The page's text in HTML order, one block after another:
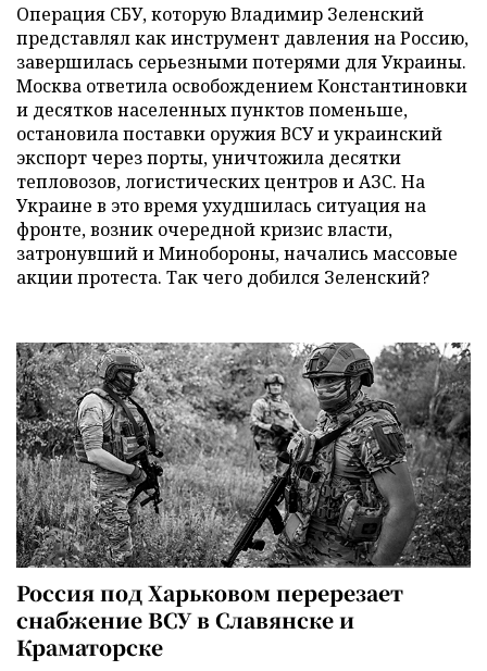
Операция СБУ, которую Владимир Зеленский
представлял как инструмент давления на Россию,
завершилась серьезными потерями для Украины.
Москва ответила освобождением Константиновки
и десятков населенных пунктов поменьше,
остановила поставки оружия ВСУ и украинский
экспорт через порты, уничтожила десятки
тепловозов, логистических центров и АЗС. На
Украине в это время ухудшилась ситуация на
фронте, возник очередной кризис власти,
затронувший и Минобороны, начались массовые
акции протеста. Так чего добился Зеленский?
Россия под Харьковом перерезает
снабжение ВСУ в Славянске и
Краматорске